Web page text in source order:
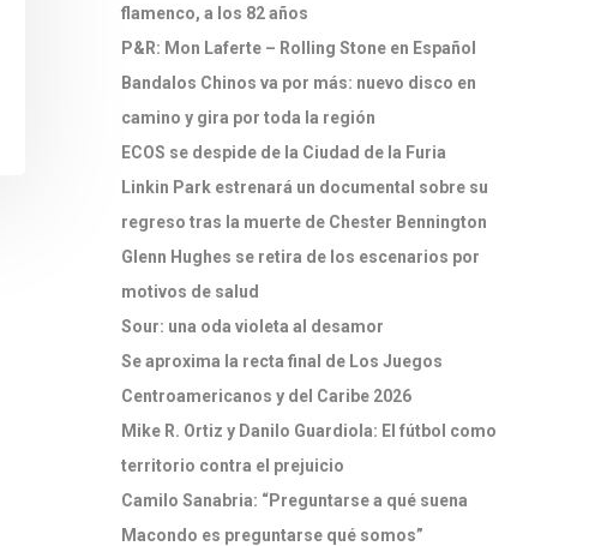
flamenco, a los 82 años
P&R: Mon Laferte – Rolling Stone en Español
Bandalos Chinos va por más: nuevo disco en
camino y gira por toda la región
ECOS se despide de la Ciudad de la Furia
Linkin Park estrenará un documental sobre su
regreso tras la muerte de Chester Bennington
Glenn Hughes se retira de los escenarios por
motivos de salud
Sour: una oda violeta al desamor
Se aproxima la recta final de Los Juegos
Centroamericanos y del Caribe 2026
Mike R. Ortiz y Danilo Guardiola: El fútbol como
territorio contra el prejuicio
Camilo Sanabria: “Preguntarse a qué suena
Macondo es preguntarse qué somos”